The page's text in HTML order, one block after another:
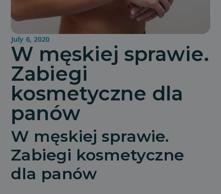
July 6, 2020
W męskiej sprawie.
Zabiegi
kosmetyczne dla
panów
W męskiej sprawie.
Zabiegi kosmetyczne
dla panów